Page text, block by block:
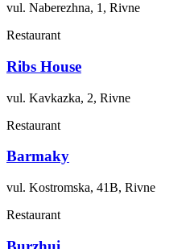
vul. Naberezhna, 1, Rivne
Restaurant
Ribs House
vul. Kavkazka, 2, Rivne
Restaurant
Barmaky
vul. Kostromska, 41B, Rivne
Restaurant